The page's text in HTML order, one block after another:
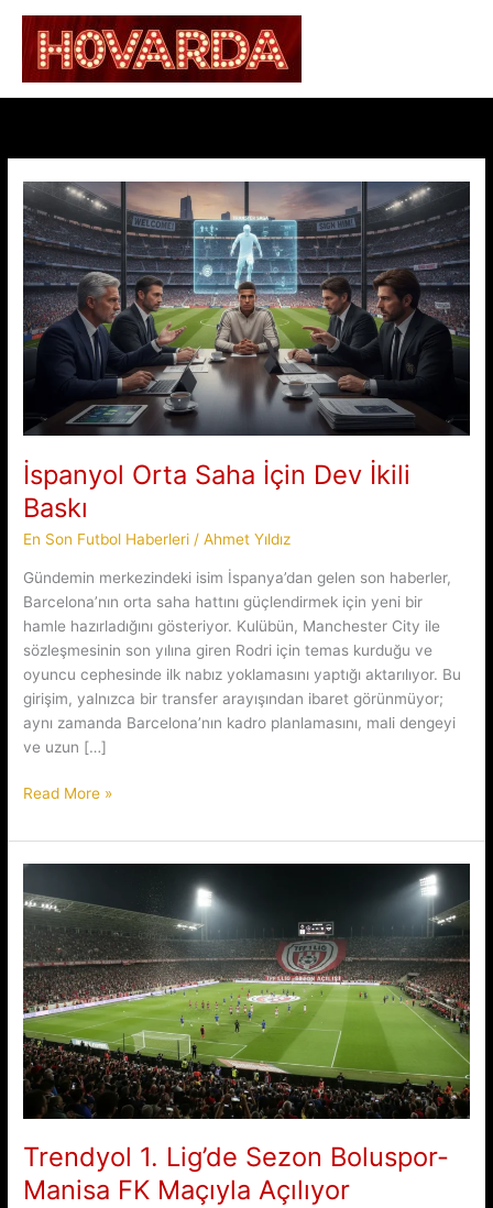
İspanyol Orta Saha İçin Dev İkili
Baskı
En Son Futbol Haberleri /Ahmet Yıldız
Gündemin merkezindeki isim İspanya’dan gelen son haberler,
Barcelona’nın orta saha hattını güçlendirmek için yeni bir
hamle hazırladığını gösteriyor. Kulübün, Manchester City ile
sözleşmesinin son yılına giren Rodri için temas kurduğu ve
oyuncu cephesinde ilk nabız yoklamasını yaptığı aktarılıyor. Bu
girişim, yalnızca bir transfer arayışından ibaret görünmüyor;
aynı zamanda Barcelona’nın kadro planlamasını, mali dengeyi
ve uzun […]
İspanyol
Saha
İçin
Dev
İkili
Baskı
Read More »
Trendyol 1. Lig’de Sezon Boluspor-
Manisa FK Maçıyla Açılıyor